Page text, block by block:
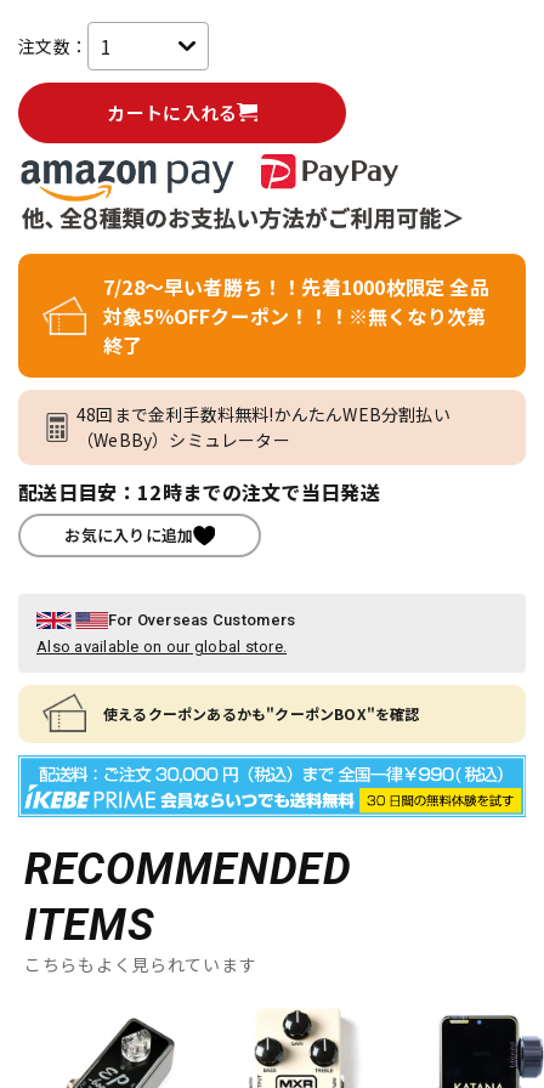
注文数：
カートに入れる
7/28～早い者勝ち！！先着1000枚限定 全品
対象5％OFFクーポン！！！※無くなり次第
終了
48回まで金利手数料無料!かんたんWEB分割払い
（WeBBy）シミュレーター
配送日目安：12時までの注文で当日発送
お気に入りに追加
For Overseas Customers
Also available on our global store.
使えるクーポンあるかも"クーポンBOX"を確認
RECOMMENDED
ITEMS
こちらもよく見られています